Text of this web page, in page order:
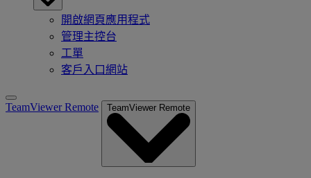
開啟網頁應用程式
管理主控台
工單
客戶入口網站
TeamViewer Remote TeamViewer Remote